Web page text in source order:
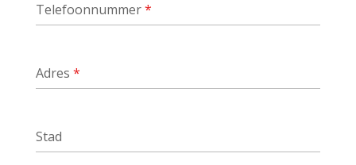
Telefoonnummer*
Adres *
Stad